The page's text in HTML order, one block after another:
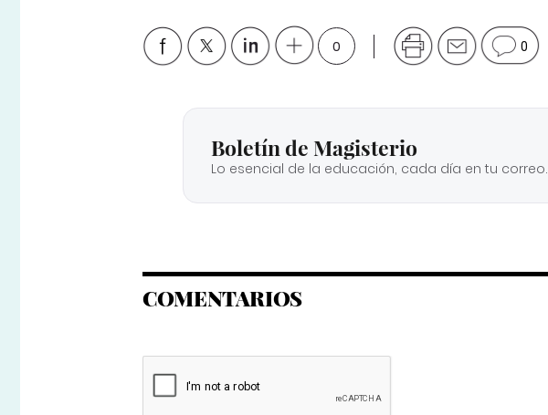
0 0
Boletín de Magisterio
Lo esencial de la educación, cada día en tu correo.
COMENTARIOS